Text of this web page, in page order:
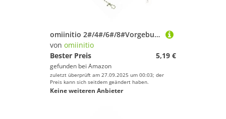
omiinitio 2#/4#/6#/8#Vorgebundene Köder Rigs Mit Haken Wirbel Bokie Stop Stop Geflohen
von omiinitio
Bester Preis
5,19 €
gefunden bei Amazon
zuletzt überprüft am 27.09.2025 um 00:03; der
Preis kann sich seitdem geändert haben.
Keine weiteren Anbieter